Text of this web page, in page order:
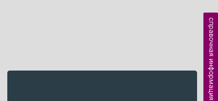
справочная информация